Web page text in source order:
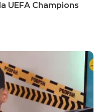
UEFA Champions